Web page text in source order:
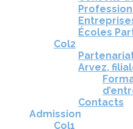
Écoles
Col2
Arvez,
Contacts
Admission
Col1